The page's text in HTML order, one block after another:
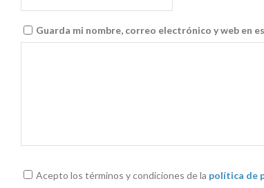
Guarda mi nombre, correo electrónico y web en
Acepto los términos y condiciones de la política de